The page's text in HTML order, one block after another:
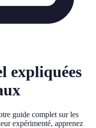
expliquées
guide complet sur les
expérimenté, apprenez